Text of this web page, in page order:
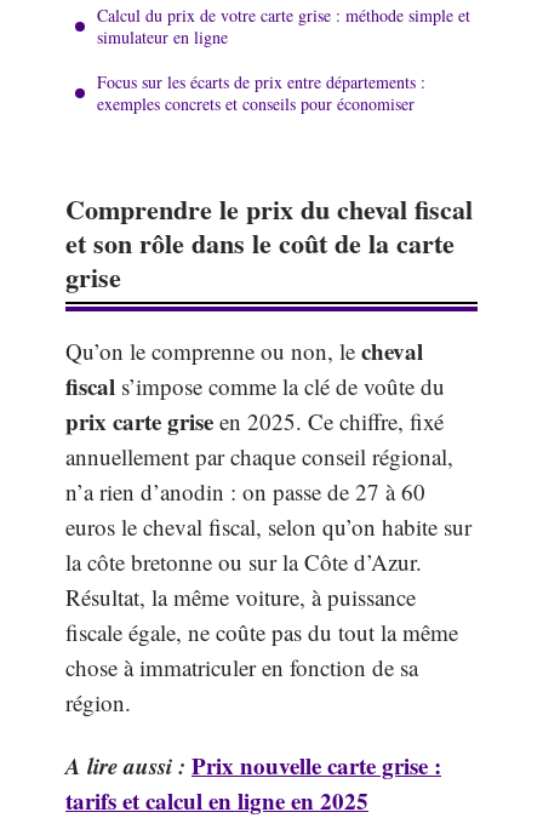
Calcul du prix de votre carte grise : méthode simple et
simulateur en ligne
Focus sur les écarts de prix entre départements :
exemples concrets et conseils pour économiser
Comprendre le prix du cheval fiscal
et son rôle dans le coût de la carte
grise
Qu’on le comprenne ou non, le cheval
fiscal s’impose comme la clé de voûte du
prix carte grise en 2025. Ce chiffre, fixé
annuellement par chaque conseil régional,
n’a rien d’anodin : on passe de 27 à 60
euros le cheval fiscal, selon qu’on habite sur
la côte bretonne ou sur la Côte d’Azur.
Résultat, la même voiture, à puissance
fiscale égale, ne coûte pas du tout la même
chose à immatriculer en fonction de sa
région.
A lire aussi : Prix nouvelle carte grise :
tarifs et calcul en ligne en 2025